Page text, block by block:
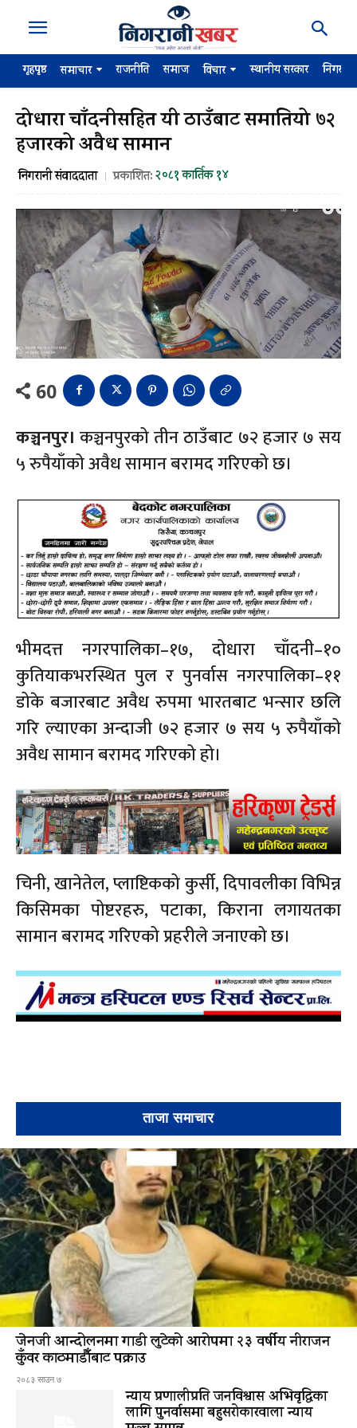
गृहपृष्ठ समाचार राजनीति समाज विचार स्थानीय सरकार
दोधारा चाँदनीसहित यी ठाउँबाट समातियो ७२
हजारको अवैध सामान
निगरानी संवाददाता प्रकाशित:२०८१ कार्तिक १४
60
कञ्चनपुर। कञ्चनपुरको तीन ठाउँबाट ७२ हजार ७ सय
५ रुपैयाँको अवैध सामान बरामद गरिएको छ।
भीमदत्त नगरपालिका–१७, दोधारा चाँदनी–१०
कुतियाकभरस्थित पुल र पुनर्वास नगरपालिका–११
डोके बजारबाट अवैध रुपमा भारतबाट भन्सार छलि
गरि ल्याएका अन्दाजी ७२ हजार ७ सय ५ रुपैयाँको
अवैध सामान बरामद गरिएको हो।
चिनी, खानेतेल, प्लाष्टिकको कुर्सी, दिपावलीका विभिन्न
किसिमका पोष्टरहरु, पटाका, किराना लगायतका
सामान बरामद गरिएको प्रहरीले जनाएको छ।
ताजा समाचार
जेनजी आन्दोलनमा गाडी लुटेको आरोपमा २३ वर्षीय नीराजन
कुँवर काठमाडौँबाट पक्राउ
२०८३ साउन ७
न्याय प्रणालीप्रति जनविश्वास अभिवृद्धिका
लागि पुनर्वासमा बहुसरोकारवाला न्याय